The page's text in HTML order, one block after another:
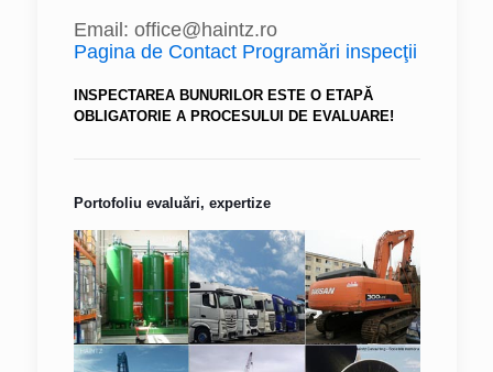
Email: office@haintz.ro
Pagina de Contact Programări inspecţii
INSPECTAREA BUNURILOR ESTE O ETAPĂ
OBLIGATORIE A PROCESULUI DE EVALUARE!
Portofoliu evaluări, expertize